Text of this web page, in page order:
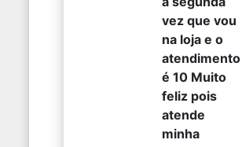
vez que vou
na loja e o
atendimento
é 10 Muito
feliz pois
atende
minha